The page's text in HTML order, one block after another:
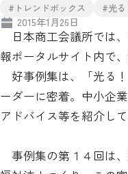
#トレンドボックス #光る
2015年1月26日
日本商工会議所では
報ポータルサイト内で
好事例集は、「光る
ーダーに密着。中小企
アドバイス等を紹介して
事例集の第１４回は